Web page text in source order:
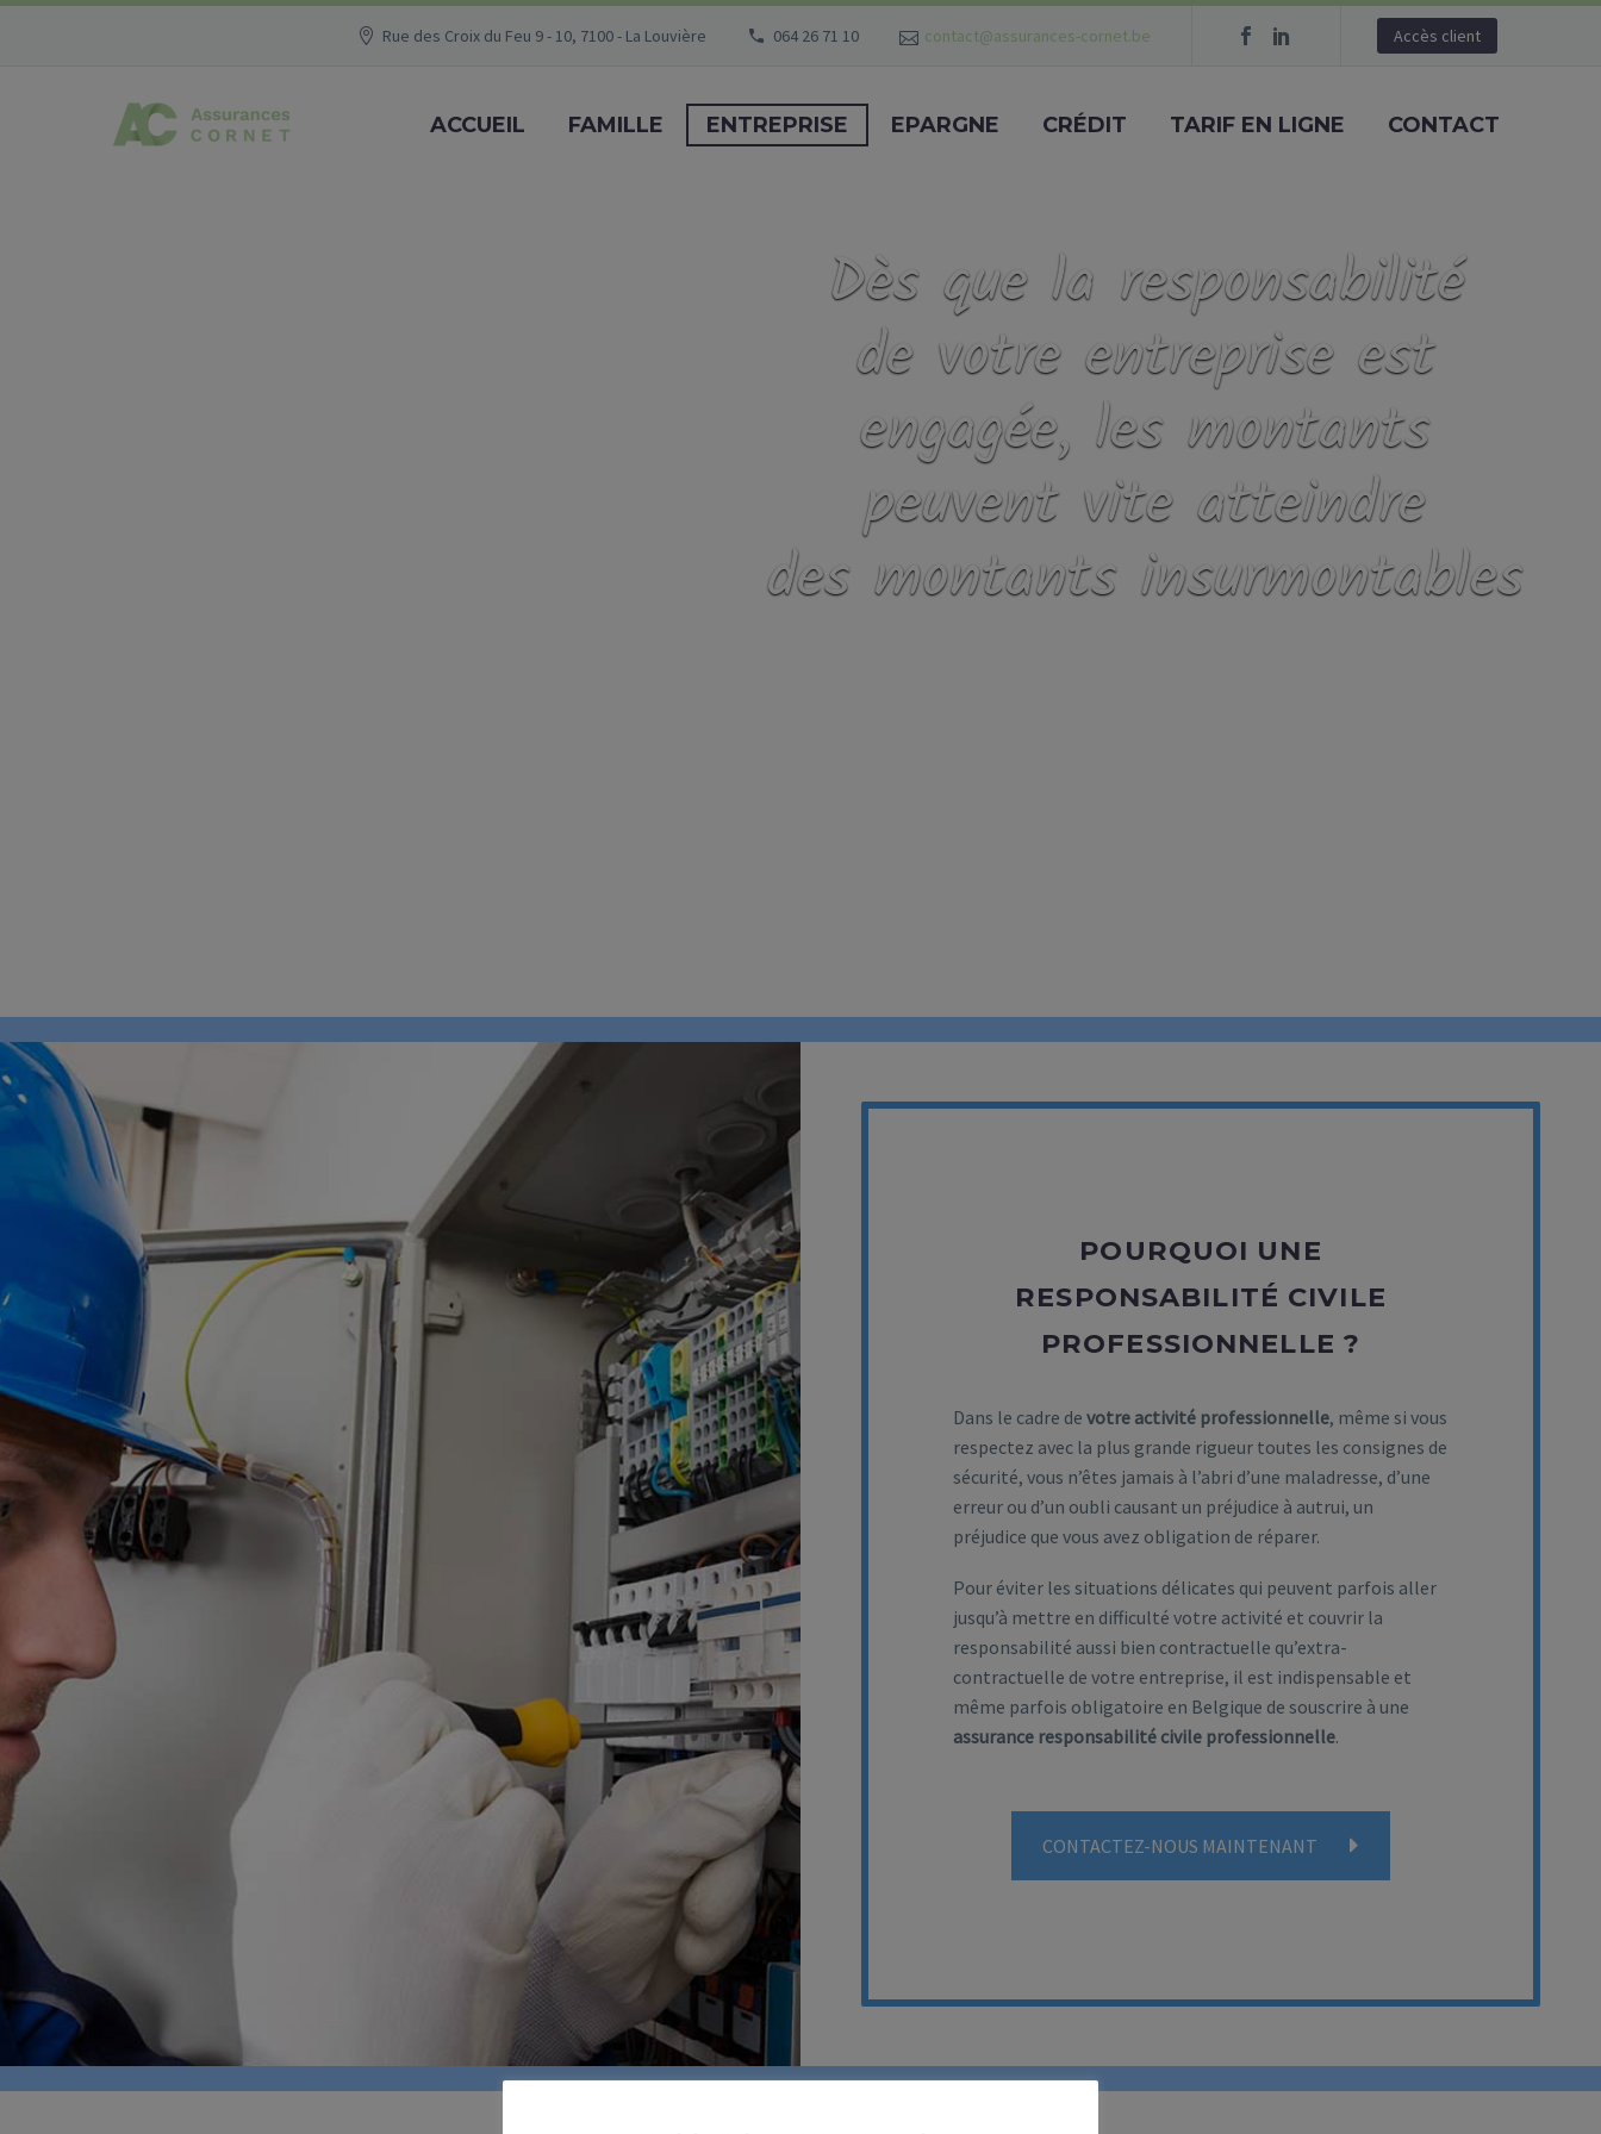
Rue des Croix du Feu 9 - 10, 7100 - La Louvière 064 26 71 10 contact@assurances-cornet.be Accès client
ACCUEIL FAMILLE ENTREPRISE EPARGNE CRÉDIT TARIF EN LIGNE CONTACT
Dès que la responsabilité
de votre entreprise est
engagée, les montants
peuvent vite atteindre
des montants insurmontables
POURQUOI UNE
RESPONSABILITÉ CIVILE
PROFESSIONNELLE ?
Dans le cadre de votre activité professionnelle, même si vous
respectez avec la plus grande rigueur toutes les consignes de
sécurité, vous n’êtes jamais à l’abri d’une maladresse, d’une
erreur ou d’un oubli causant un préjudice à autrui, un
préjudice que vous avez obligation de réparer.
Pour éviter les situations délicates qui peuvent parfois aller
jusqu’à mettre en difficulté votre activité et couvrir la
responsabilité aussi bien contractuelle qu’extra-
contractuelle de votre entreprise, il est indispensable et
même parfois obligatoire en Belgique de souscrire à une
assurance responsabilité civile professionnelle.
CONTACTEZ-NOUS MAINTENANT